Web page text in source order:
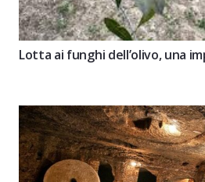
Lotta ai funghi dell’olivo, una